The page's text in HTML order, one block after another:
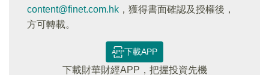
content@finet.com.hk ，獲得書面確認及授權後，
方可轉載。
下載APP
下載財華財經APP，把握投資先機